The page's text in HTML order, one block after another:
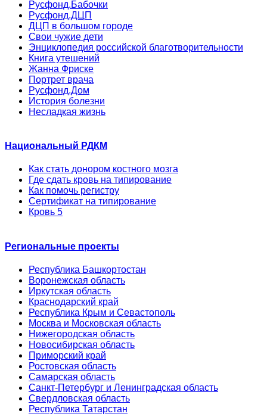
Русфонд.Бабочки
Русфонд.ДЦП
ДЦП в большом городе
Свои чужие дети
Энциклопедия российской благотворительности
Книга утешений
Жанна Фриске
Портрет врача
Русфонд.Дом
История болезни
Несладкая жизнь
Национальный РДКМ
Как стать донором костного мозга
Где сдать кровь на типирование
Как помочь регистру
Сертификат на типирование
Кровь 5
Региональные проекты
Республика Башкортостан
Воронежская область
Иркутская область
Краснодарский край
Республика Крым и Севастополь
Москва и Московская область
Нижегородская область
Новосибирская область
Приморский край
Ростовская область
Самарская область
Санкт-Петербург и Ленинградская область
Свердловская область
Республика Татарстан